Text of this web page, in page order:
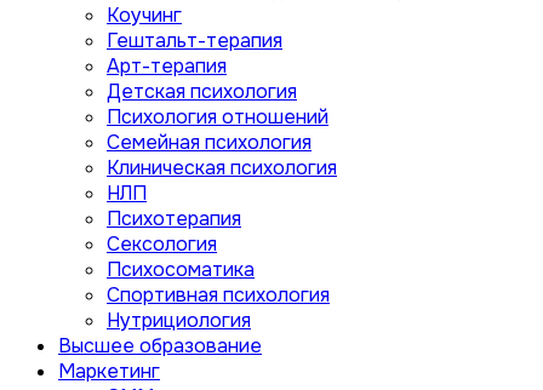
Коучинг
Гештальт-терапия
Арт-терапия
Детская психология
Психология отношений
Семейная психология
Клиническая психология
НЛП
Психотерапия
Сексология
Психосоматика
Спортивная психология
Нутрициология
Высшее образование
Маркетинг